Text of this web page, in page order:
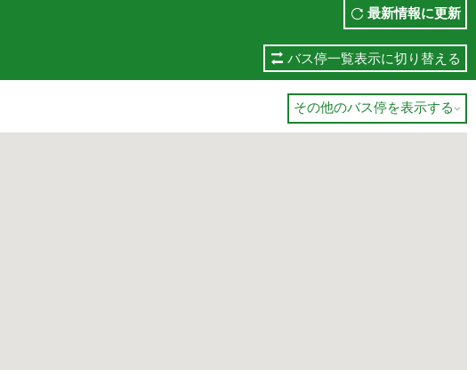
最新情報に更新
バス停一覧表示に切り替える
その他のバス停を表示する 